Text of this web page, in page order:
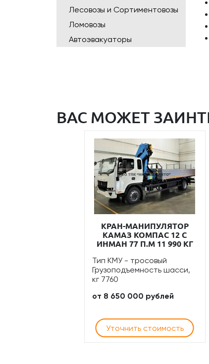
Лесовозы и Сортиментовозы
Ломовозы
Автоэвакуаторы
ВАС МОЖЕТ
КРАН-МАНИПУЛЯТОР
КАМАЗ КОМПАС 12 С
ИНМАН 77 П.М 11 990 КГ
Тип КМУ - тросовый
Грузоподъемность шасси,
кг 7760
от 8 650 000 рублей
Уточнить стоимость